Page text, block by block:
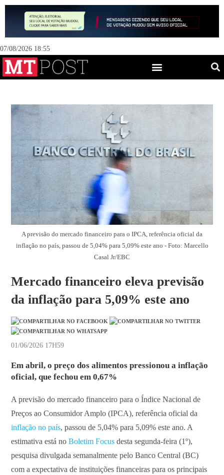
07/08/2026 18:55
A previsão do mercado financeiro para o IPCA, referência oficial da
inflação no país, passou de 5,04% para 5,09% este ano - Foto: Marcello
Casal Jr/EBC
Mercado financeiro eleva previsão
da inflação para 5,09% este ano
01/06/2026 17H59
Em abril, o preço dos alimentos pressionou a inflação
oficial, que fechou em 0,67%
A previsão do mercado financeiro para o Índice Nacional de
Preços ao Consumidor Amplo (IPCA), referência oficial da
inflação no país, passou de 5,04% para 5,09% este ano. A
estimativa está noBoletim Focus desta segunda-feira (1º),
pesquisa divulgada semanalmente pelo Banco Central (BC)
com a expectativa de instituições financeiras para os principais